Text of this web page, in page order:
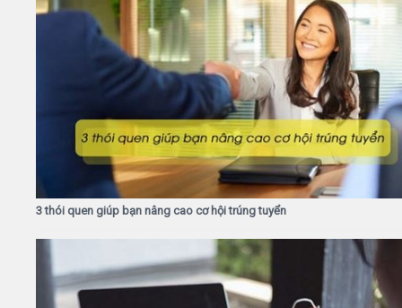
3 thói quen giúp bạn nâng cao cơ hội trúng tuyển